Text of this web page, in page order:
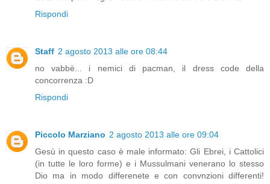
Rispondi
Staff 2 agosto 2013 alle ore 08:44
no vabbè... i nemici di pacman, il dress code della
concorrenza :D
Rispondi
Piccolo Marziano 2 agosto 2013 alle ore 09:04
Gesù in questo caso è male informato: Gli Ebrei, i Cattolici
(in tutte le loro forme) e i Mussulmani venerano lo stesso
Dio ma in modo differenete e con convnzioni differenti!